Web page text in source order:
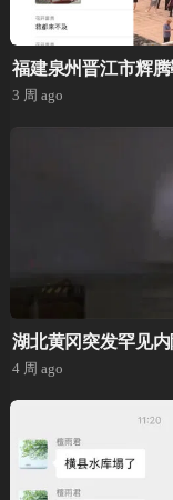
福建泉州晋江市辉
3 周 ago
湖北黄冈突发罕见
4 周 ago